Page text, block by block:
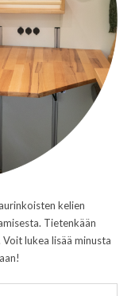
kelien
Tietenkään
lukea lisää minusta